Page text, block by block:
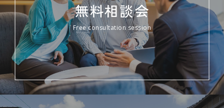
無料相談会
Free consultation session